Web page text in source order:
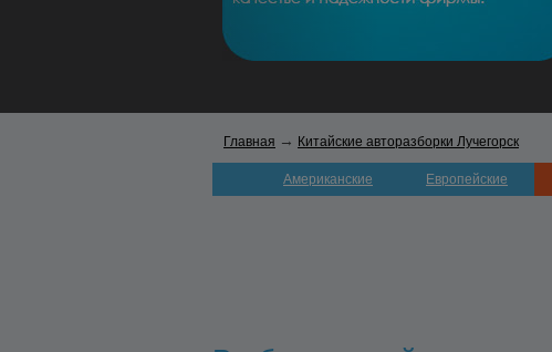
Главная → Китайские авторазборки Лучегорск
Американские Европейские